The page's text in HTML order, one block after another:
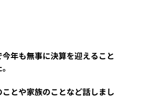
年も無事に決算を迎えること
とや家族のことなど話しまし